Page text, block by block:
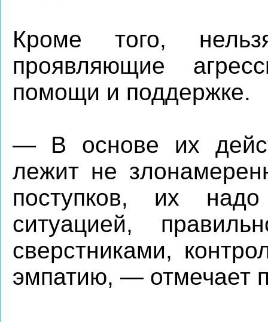
Кроме того,
проявляющие
помощи и поддержке.
— В основе их
лежит не
поступков, их
ситуацией,
сверстниками,
эмпатию, — отмечает